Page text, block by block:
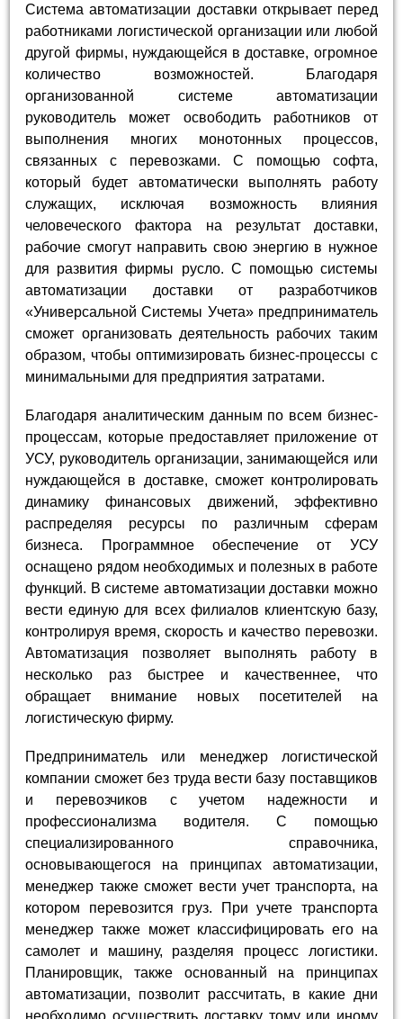
Система автоматизации доставки открывает перед
работниками логистической организации или любой
другой фирмы, нуждающейся в доставке, огромное
количество возможностей. Благодаря
организованной системе автоматизации
руководитель может освободить работников от
выполнения многих монотонных процессов,
связанных с перевозками. С помощью софта,
который будет автоматически выполнять работу
служащих, исключая возможность влияния
человеческого фактора на результат доставки,
рабочие смогут направить свою энергию в нужное
для развития фирмы русло. С помощью системы
автоматизации доставки от разработчиков
«Универсальной Системы Учета» предприниматель
сможет организовать деятельность рабочих таким
образом, чтобы оптимизировать бизнес-процессы с
минимальными для предприятия затратами.
Благодаря аналитическим данным по всем бизнес-
процессам, которые предоставляет приложение от
УСУ, руководитель организации, занимающейся или
нуждающейся в доставке, сможет контролировать
динамику финансовых движений, эффективно
распределяя ресурсы по различным сферам
бизнеса. Программное обеспечение от УСУ
оснащено рядом необходимых и полезных в работе
функций. В системе автоматизации доставки можно
вести единую для всех филиалов клиентскую базу,
контролируя время, скорость и качество перевозки.
Автоматизация позволяет выполнять работу в
несколько раз быстрее и качественнее, что
обращает внимание новых посетителей на
логистическую фирму.
Предприниматель или менеджер логистической
компании сможет без труда вести базу поставщиков
и перевозчиков с учетом надежности и
профессионализма водителя. С помощью
специализированного справочника,
основывающегося на принципах автоматизации,
менеджер также сможет вести учет транспорта, на
котором перевозится груз. При учете транспорта
менеджер также может классифицировать его на
самолет и машину, разделяя процесс логистики.
Планировщик, также основанный на принципах
автоматизации, позволит рассчитать, в какие дни